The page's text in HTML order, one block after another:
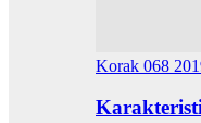
Korak 068